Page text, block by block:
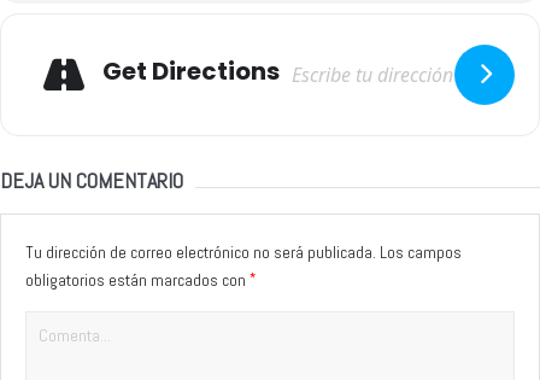
Get Directions
DEJA UN COMENTARIO
Tu dirección de correo electrónico no será publicada. Los campos
obligatorios están marcados con *